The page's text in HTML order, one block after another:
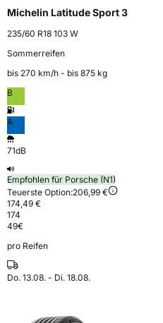
Michelin Latitude Sport 3
235/60 R18 103 W
Sommerreifen
bis 270 km⁠/⁠h - bis 875 kg
B
A
71dB
Empfohlen für Porsche (N1)
Teuerste Option:206,99 €
174,49 €
174
49€
pro Reifen
Do. 13.08. - Di. 18.08.